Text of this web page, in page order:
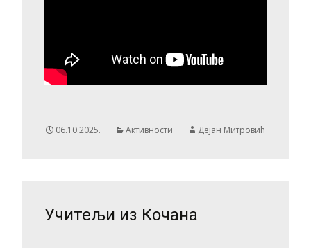
06.10.2025. Активности Дејан Митровић
Учитељи из Кочана